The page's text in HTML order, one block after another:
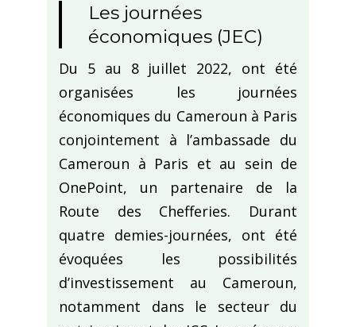
Les journées
économiques (JEC)
Du 5 au 8 juillet 2022, ont été
organisées les journées
économiques du Cameroun à Paris
conjointement à l’ambassade du
Cameroun à Paris et au sein de
OnePoint, un partenaire de la
Route des Chefferies. Durant
quatre demies-journées, ont été
évoquées les possibilités
d’investissement au Cameroun,
notamment dans le secteur du